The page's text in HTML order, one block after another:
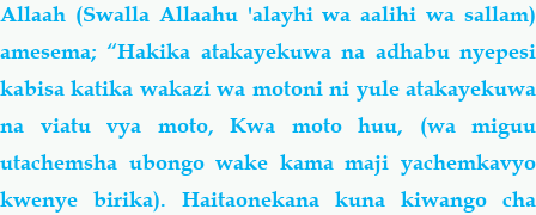
Allaah (Swalla Allaahu 'alayhi wa aalihi wa sallam)
amesema; “Hakika atakayekuwa na adhabu nyepesi
kabisa katika wakazi wa motoni ni yule atakayekuwa
na viatu vya moto, Kwa moto huu, (wa miguu
utachemsha ubongo wake kama maji yachemkavyo
kwenye birika). Haitaonekana kuna kiwango cha